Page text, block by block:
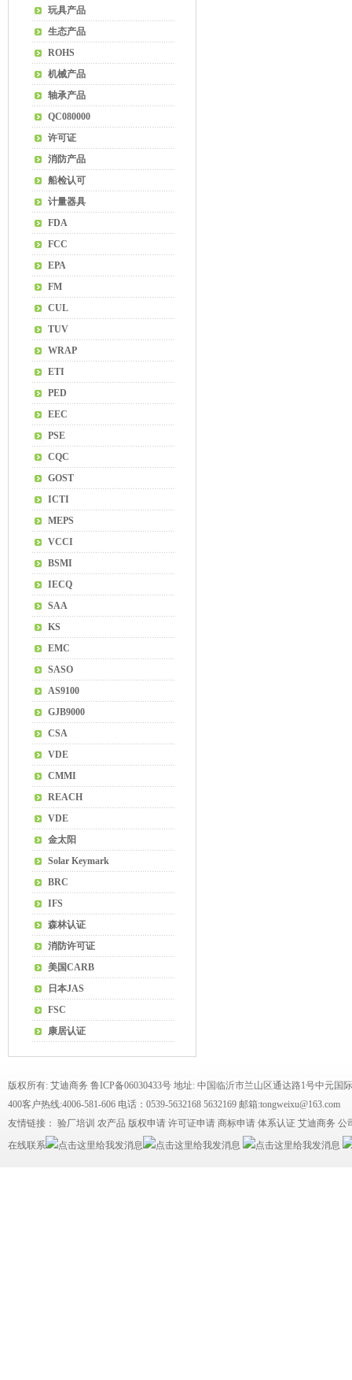
玩具产品
生态产品
ROHS
机械产品
轴承产品
QC080000
许可证
消防产品
船检认可
计量器具
FDA
FCC
EPA
FM
CUL
TUV
WRAP
ETI
PED
EEC
PSE
CQC
GOST
ICTI
MEPS
VCCI
BSMI
IECQ
SAA
KS
EMC
SASO
AS9100
GJB9000
CSA
VDE
CMMI
REACH
VDE
金太阳
Solar Keymark
BRC
IFS
森林认证
消防许可证
美国CARB
日本JAS
FSC
康居认证
版权所有: 艾迪商务 鲁ICP备06030433号 地址: 中国临沂市兰山区通达路1号中元国
400客户热线:4006-581-606 电话：0539-5632168 5632169 邮箱:tongweixu@163.com
友情链接： 验厂培训 农产品 版权申请 许可证申请 商标申请 体系认证 艾迪商务 公
在线联系